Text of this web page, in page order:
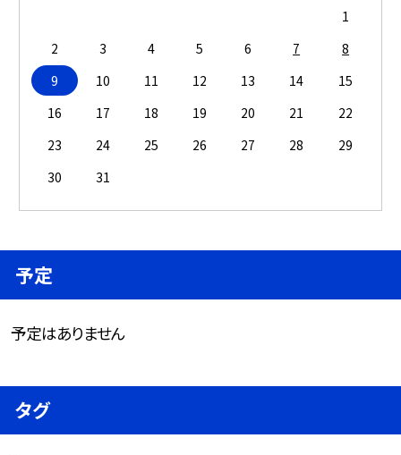
1
2
3 4 5 6 7
8
9
10 11 12 13 14
15
16
17 18 19 20 21
22
23
24 25 26 27 28
29
30
31
予定
予定はありません
タグ